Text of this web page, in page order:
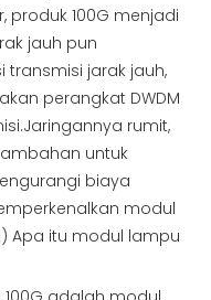
100G menjadi
jauh pun
transmisi jarak jauh,
perangkat DWDM
rumit,
untuk
biaya
modul
Apa itu modul lampu